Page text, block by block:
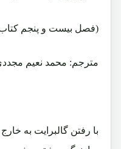
(فصل بیست و پنجم کتاب از صفحه
مترجم: محمد نعیم
با رفتن گالبرایت به